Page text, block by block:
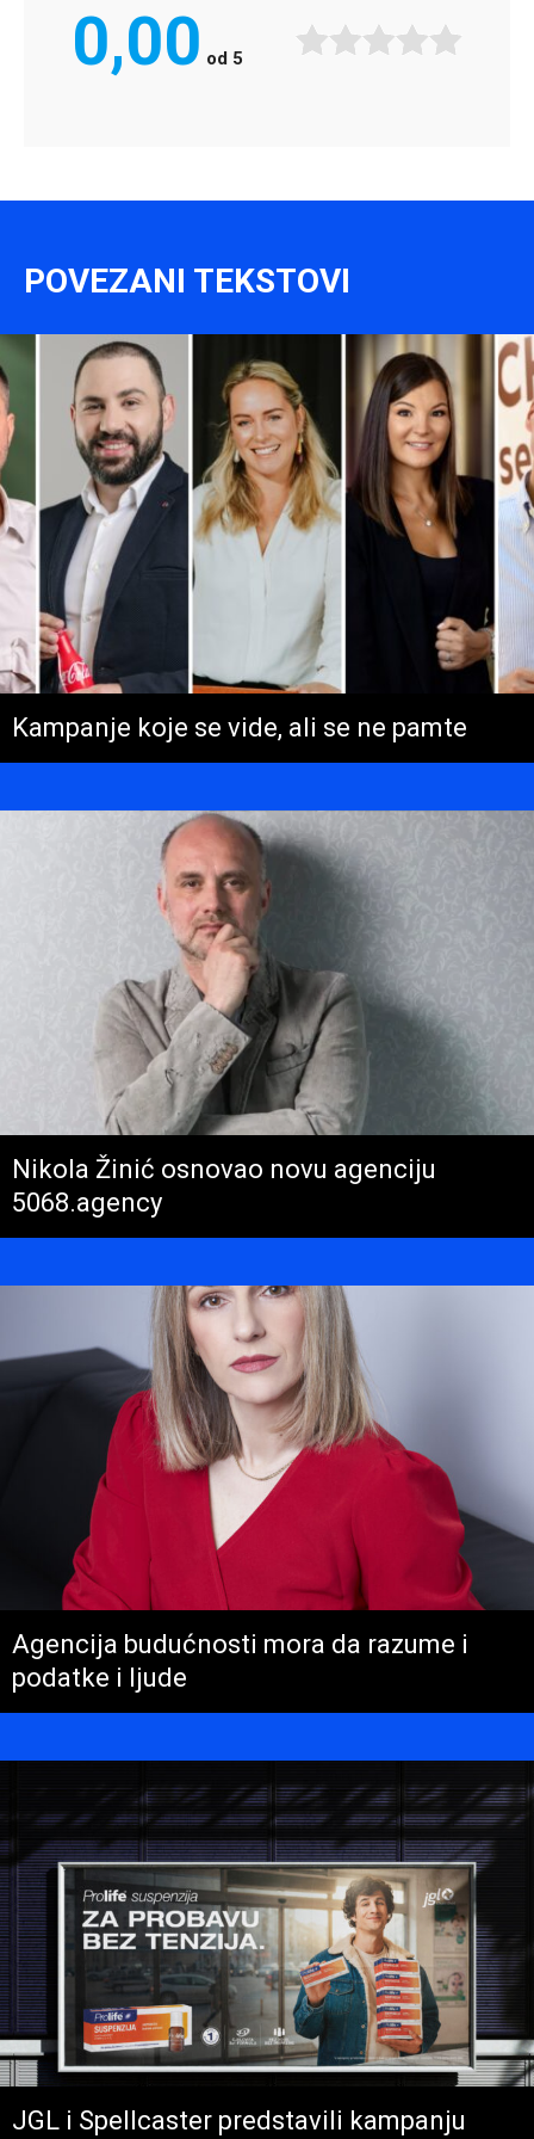
0,00 od 5
POVEZANI TEKSTOVI
Kampanje koje se vide, ali se ne pamte
Nikola Žinić osnovao novu agenciju
5068.agency
Agencija budućnosti mora da razume i
podatke i ljude
JGL i Spellcaster predstavili kampanju